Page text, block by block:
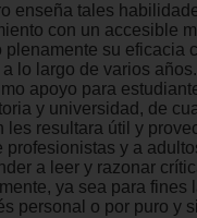
enseña tales
con un accesible
plenamente su eficacia
a lo largo de varios
apoyo para
y universidad, de
les resultara útil y
profesionistas y a
a leer y razonar
ya sea para fines
personal o por puro y